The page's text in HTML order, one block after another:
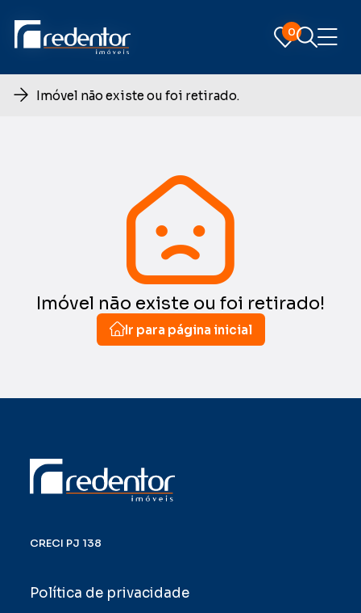
0
0
Imóvel não existe ou foi retirado.
Imóvel não existe ou foi retirado!
Ir para página inicial
CRECI PJ 138
Política de privacidade